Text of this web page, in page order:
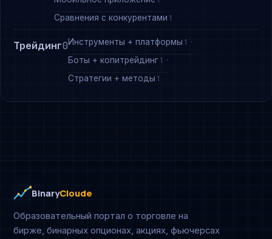
Сравнения с конкурентами 1
Трейдинг0Инструменты + платформы 1
Боты + копитрейдинг 1
Стратегии + методы 1
BinaryCloude
Образовательный портал о торговле на
бирже, бинарных опционах, акциях, фьючерсах